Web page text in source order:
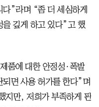
”라며 “좀 더 세심하게
을 깊게 하고 있다”고 했
품에 대한 안정성·폭발
면 사용 허가를 한다”며
지만, 저희가 부족하게 판